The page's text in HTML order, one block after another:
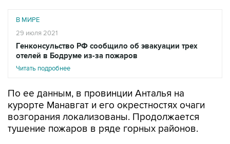
В МИРЕ
29 июля 2021
Генконсульство РФ сообщило об эвакуации трех
отелей в Бодруме из-за пожаров
Читать подробнее
По ее данным, в провинции Анталья на
курорте Манавгат и его окрестностях очаги
возгорания локализованы. Продолжается
тушение пожаров в ряде горных районов.